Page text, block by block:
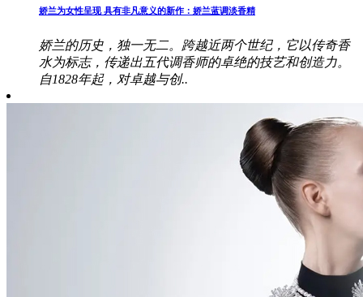
娇兰为女性呈现 具有非凡意义的新作：娇兰蓝调淡香精
娇兰的历史，独一无二。跨越近两个世纪，它以传奇香
水为标志，传递出五代调香师的卓绝的技艺和创造力。
自1828年起，对卓越与创..